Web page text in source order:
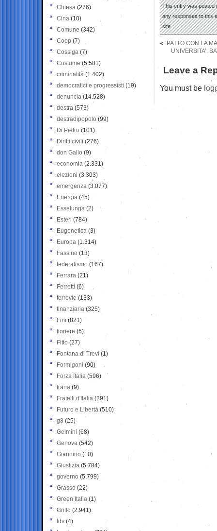
This entry was posted
any responses to this
site.
« “PATTO CON LA
UNIVERSITA’,
Leave a
You must be
Chiesa (276)
Cina (10)
Comune (342)
Coop (7)
Cossiga (7)
Costume (5.581)
criminalità (1.402)
democratici e progressisti (19)
denuncia (14.528)
destra (573)
destradipopolo (99)
Di Pietro (101)
Diritti civili (276)
don Gallo (9)
economia (2.331)
elezioni (3.303)
emergenza (3.077)
Energia (45)
Esselunga (2)
Esteri (784)
Eugenetica (3)
Europa (1.314)
Fassino (13)
federalismo (167)
Ferrara (21)
Ferretti (6)
ferrovie (133)
finanziaria (325)
Fini (821)
fioriere (5)
Fitto (27)
Fontana di Trevi (1)
Formigoni (90)
Forza Italia (596)
frana (9)
Fratelli d'Italia (291)
Futuro e Libertà (510)
g8 (25)
Gelmini (68)
Genova (542)
Giannino (10)
Giustizia (5.784)
governo (5.799)
Grasso (22)
Green Italia (1)
Grillo (2.941)
Idv (4)